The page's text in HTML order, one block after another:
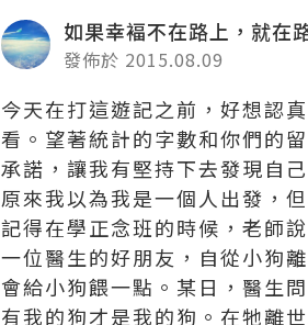
如果幸褔不在路上，就在
發佈於 2015.08.09
今天在打這遊記之前，好想認
看。望著統計的字數和你們的
承諾，讓我有堅持下去發現自己
原來我以為我是一個人出發，
記得在學正念班的時候，老師
一位醫生的好朋友，自從小狗
會給小狗餵一點。某日，醫生
有我的狗才是我的狗。在牠離